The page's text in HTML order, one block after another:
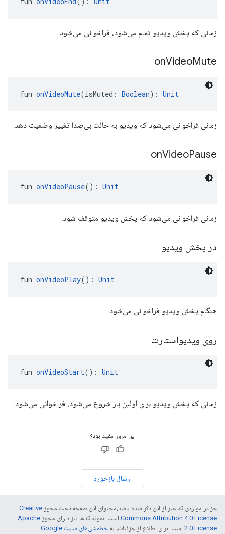
زمانی که پخش ویدیو تمام می‌شود، فراخوانی می‌شود.
onVideoMute
fun onVideoMute(isMuted: Boolean): Unit
زمانی فراخوانی می‌شود که ویدیو به حالت بی‌صدا تغییر وضعیت دهد.
onVideoPause
fun onVideoPause(): Unit
زمانی فراخوانی می‌شود که پخش ویدیو متوقف شود.
در پخش ویدیو
fun onVideoPlay(): Unit
هنگام پخش ویدیو فراخوانی می‌شود.
روی ویدیواستارت
fun onVideoStart(): Unit
زمانی که پخش ویدیو برای اولین بار شروع می‌شود، فراخوانی می‌شود.
این مرور مفید بود؟
ارسال بازخورد
جز در مواردی که غیر از این ذکر شده باشد،‌محتوای این صفحه تحت مجوز Creative
Commons Attribution 4.0 License است. نمونه کدها نیز دارای مجوز Apache
2.0 License است. برای اطلاع از جزئیات، به
خطمشی‌های سایت Google